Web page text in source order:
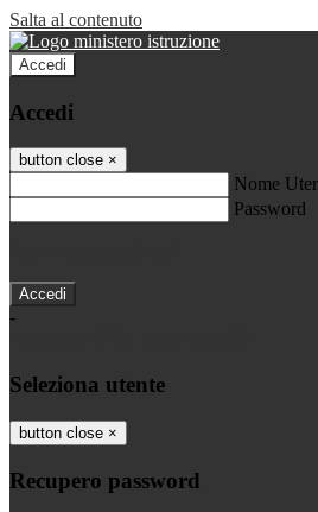
Salta al contenuto
Accedi
Accedi
button close ×
Nome
Password
-
Seleziona utente
button close ×
Recupero password